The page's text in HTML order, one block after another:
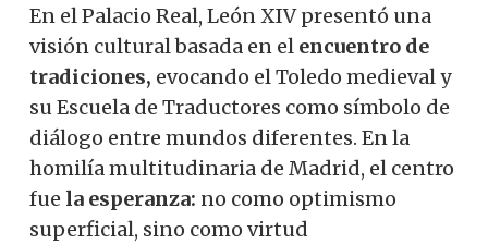
En el Palacio Real, León XIV presentó una
visión cultural basada en el encuentro de
tradiciones, evocando el Toledo medieval y
su Escuela de Traductores como símbolo de
diálogo entre mundos diferentes. En la
homilía multitudinaria de Madrid, el centro
fue la esperanza: no como optimismo
superficial, sino como virtud